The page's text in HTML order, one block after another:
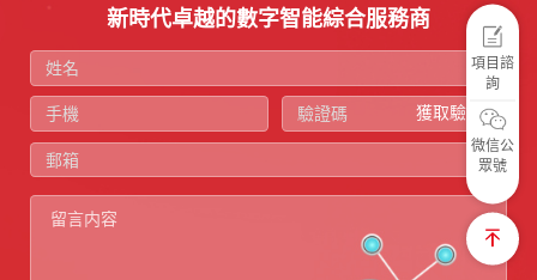
項目諮
詢
微信公
眾號
新時代卓越的數字智能綜合服務商
獲取驗證碼